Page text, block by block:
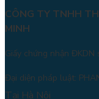
CÔNG TY TNHH
MINH
Giấy chứng nhận
Đại diện pháp luật:
Tại Hà Nội